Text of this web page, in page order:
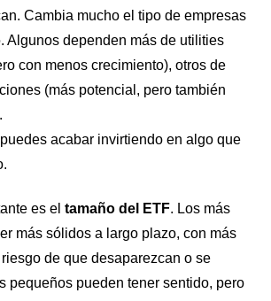
Cambia mucho el tipo de empresas
Algunos dependen más de utilities
con menos crecimiento), otros de
(más potencial, pero también
acabar invirtiendo en algo que
es el tamaño del ETF. Los más
más sólidos a largo plazo, con más
de que desaparezcan o se
pequeños pueden tener sentido, pero